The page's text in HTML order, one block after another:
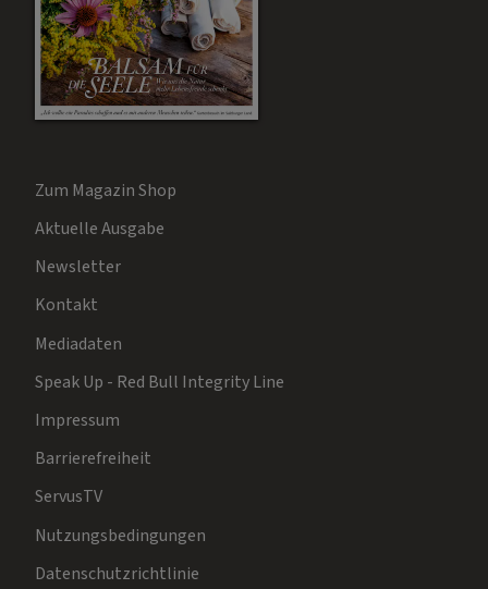
Zum Magazin Shop
Aktuelle Ausgabe
Newsletter
Kontakt
Mediadaten
Speak Up - Red Bull Integrity Line
Impressum
Barrierefreiheit
ServusTV
Nutzungsbedingungen
Datenschutzrichtlinie